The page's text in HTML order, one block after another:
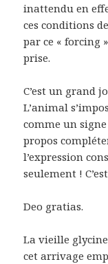
inattendu en
ces conditions
par ce « forcing
prise.
C’est un grand
L’animal
comme un
propos
l’expression
seulement !
Deo gratias.
La vieille
cet arrivage